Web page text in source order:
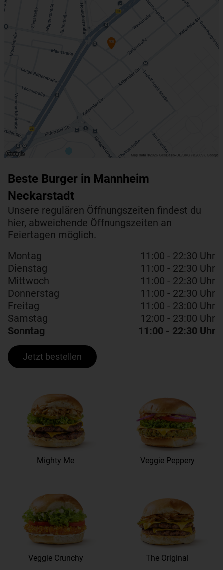
Beste Burger in Mannheim
Neckarstadt
Unsere regulären Öffnungszeiten findest du
hier, abweichende Öffnungszeiten an
Feiertagen möglich.
Montag
11:00 - 22:30 Uhr
Dienstag
11:00 - 22:30 Uhr
Mittwoch
11:00 - 22:30 Uhr
Donnerstag
11:00 - 22:30 Uhr
Freitag
11:00 - 23:00 Uhr
Samstag
12:00 - 23:00 Uhr
Sonntag
11:00 - 22:30 Uhr
Jetzt bestellen
Mighty Me Veggie Peppery
Veggie Crunchy The Original